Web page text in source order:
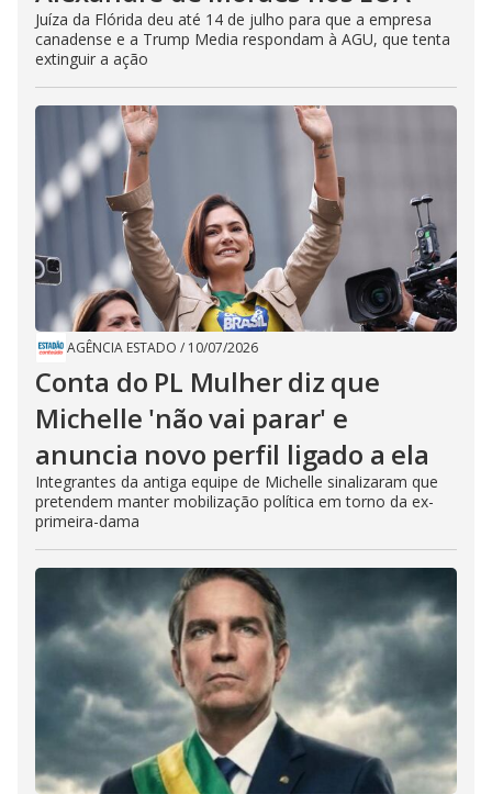
Juíza da Flórida deu até 14 de julho para que a empresa
canadense e a Trump Media respondam à AGU, que tenta
extinguir a ação
AGÊNCIA ESTADO / 10/07/2026
Conta do PL Mulher diz que
Michelle 'não vai parar' e
anuncia novo perfil ligado a ela
Integrantes da antiga equipe de Michelle sinalizaram que
pretendem manter mobilização política em torno da ex-
primeira-dama